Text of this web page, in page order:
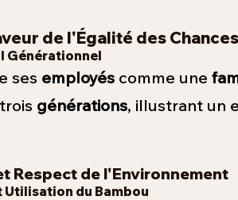
de l'Égalité des Chances
Générationnel
ses employés comme une
générations, illustrant un
Respect de l'Environnement
du Bambou